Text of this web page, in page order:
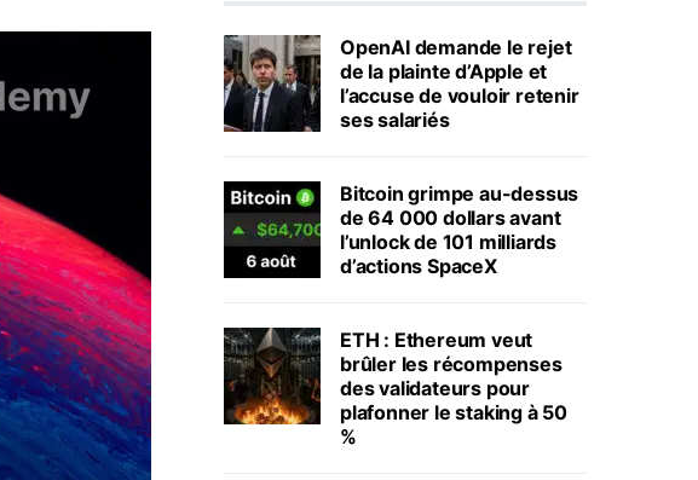
OpenAI demande le rejet
de la plainte d’Apple et
l’accuse de vouloir retenir
ses salariés
Bitcoin grimpe au-dessus
de 64 000 dollars avant
l’unlock de 101 milliards
d’actions SpaceX
ETH : Ethereum veut
brûler les récompenses
des validateurs pour
plafonner le staking à 50
%